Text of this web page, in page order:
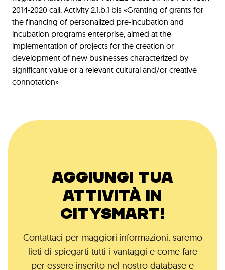
2014-2020 call, Activity 2.1.b.1 bis «Granting of grants for
the financing of personalized pre-incubation and
incubation programs enterprise, aimed at the
implementation of projects for the creation or
development of new businesses characterized by
significant value or a relevant cultural and/or creative
connotation»
AGGIUNGI TUA
ATTIVITÀ IN
CITYSMART!
Contattaci per maggiori informazioni, saremo
lieti di spiegarti tutti i vantaggi e come fare
per essere inserito nel nostro database e